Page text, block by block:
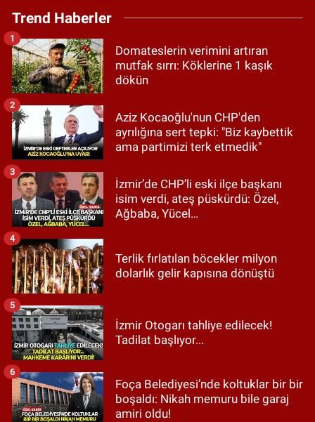
Trend Haberler
Domateslerin verimini artıran
mutfak sırrı: Köklerine 1 kaşık
dökün
1
Aziz Kocaoğlu'nun CHP'den
ayrılığına sert tepki: "Biz kaybettik
ama partimizi terk etmedik"
2
İzmir’de CHP’li eski ilçe başkanı
isim verdi, ateş püskürdü: Özel,
Ağbaba, Yücel…
3
Terlik fırlatılan böcekler milyon
dolarlık gelir kapısına dönüştü
4
İzmir Otogarı tahliye edilecek!
Tadilat başlıyor...
5
Foça Belediyesi’nde koltuklar bir bir
boşaldı: Nikah memuru bile garaj
amiri oldu!
6